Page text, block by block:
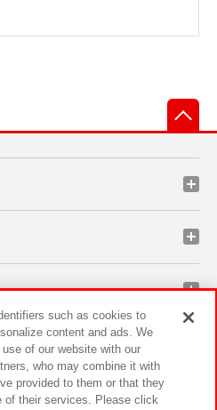
such as cookies to
content and ads. We
of our website with our
who may combine it with
provided to them or that they
of their services. Please click